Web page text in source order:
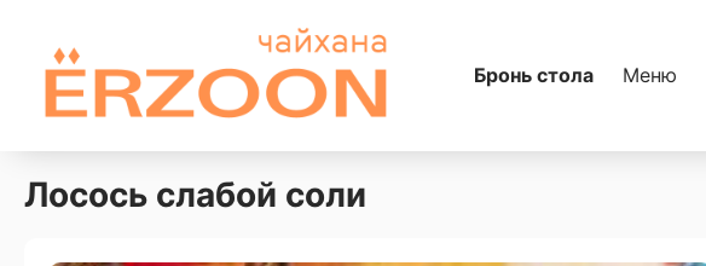
Бронь стола Меню
Лосось слабой соли